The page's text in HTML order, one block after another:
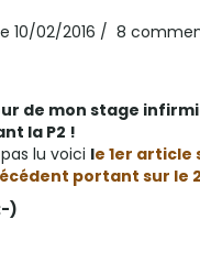
10/02/2016 8
de mon stage
la P2 !
lu voici le 1er article
portant sur le
)